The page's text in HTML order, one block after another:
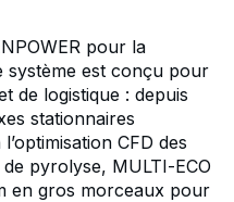
pour la
système est conçu pour
de logistique : depuis
stationnaires
CFD des
pyrolyse, MULTI-ECO
en gros morceaux pour